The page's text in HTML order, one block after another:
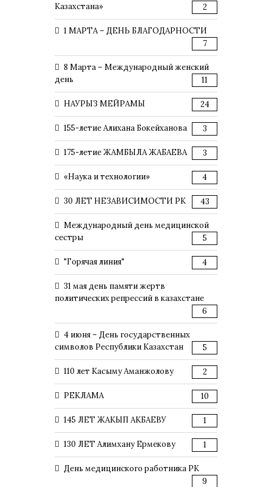
Казахстана»
2
1 МАРТА – ДЕНЬ БЛАГОДАРНОСТИ
7
8 Марта – Международный женский
день
11
НАУРЫЗ МЕЙРАМЫ 24
155-летие Алихана Бокейханова 3
175-летие ЖАМБЫЛА ЖАБАЕВА 3
«Наука и технологии» 4
30 ЛЕТ НЕЗАВИСИМОСТИ РК 43
Международный день медицинской
сестры
5
"Горячая линия" 4
31 мая день памяти жертв
политических репрессий в казахстане
6
4 июня – День государственных
символов Республики Казахстан
5
110 лет Касыму Аманжолову 2
РЕКЛАМА 10
145 ЛЕТ ЖАКЫП АКБАЕВУ 1
130 ЛЕТ Алимхану Ермекову 1
День медицинского работника РК
9